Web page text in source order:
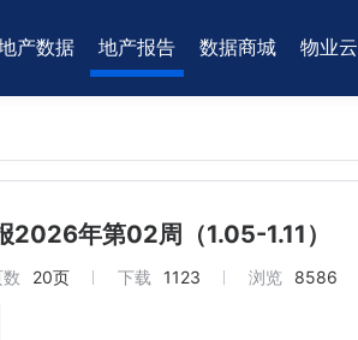
产数据 地产报告 数据商城 物业云
2026年第02周（1.05-1.11）
20页 下载 1123 浏览 8586